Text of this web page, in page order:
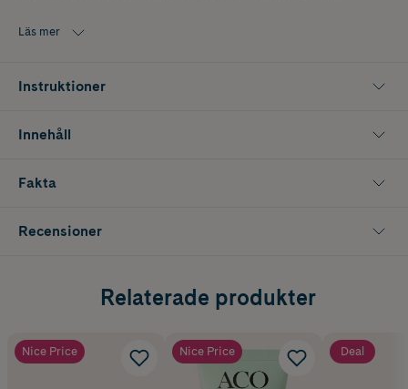
• Studier visar att 94% av användarna upplever att huden omedelbart
Läs mer
Instruktioner
Innehåll
Fakta
Recensioner
Relaterade produkter
Nice Price Nice Price Deal